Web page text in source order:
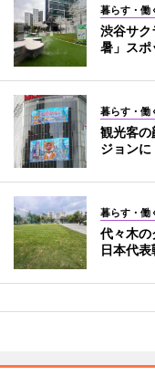
暮らす・働
渋谷サク
暑」スポ
暮らす・働
観光客の
ジョン
暮らす・働
代々木
日本代